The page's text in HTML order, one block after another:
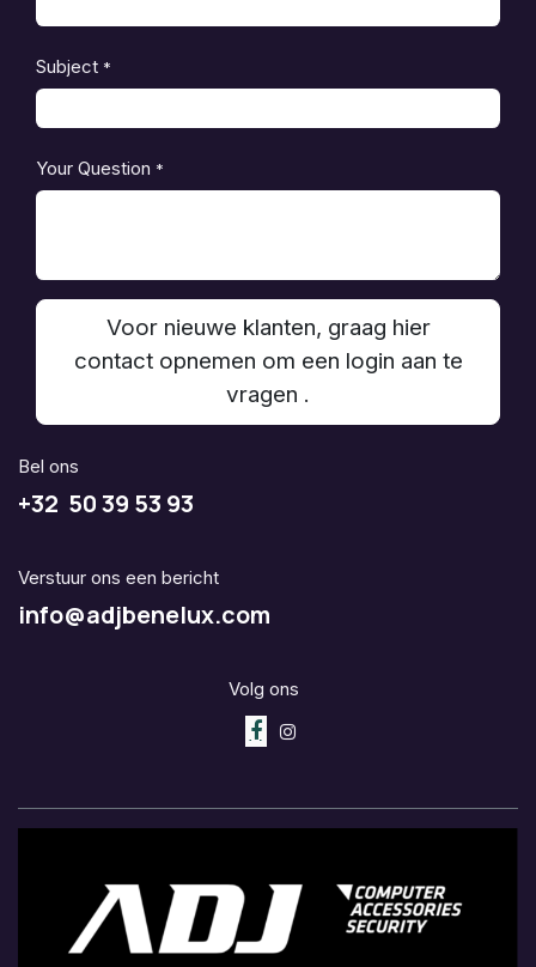
Subject *
Your Question *
Voor nieuwe klanten, graag hier
contact opnemen om een login aan te
vragen .
Bel ons
+32 50 39 53 93
Verstuur ons een bericht
info@adjbenelux.com
Volg ons